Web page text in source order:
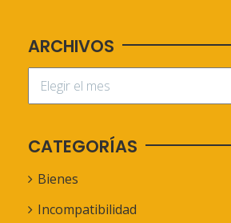
ARCHIVOS
CATEGORÍAS
Bienes
Incompatibilidad